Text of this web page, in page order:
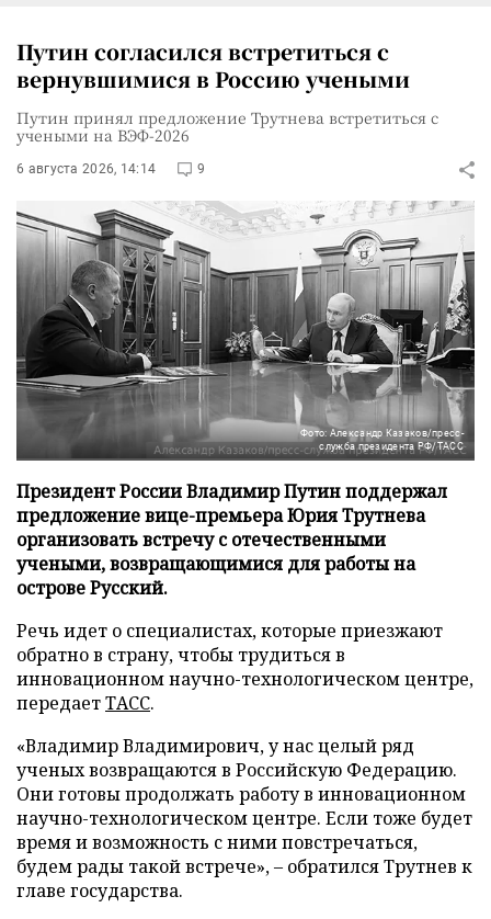
Путин согласился встретиться с
вернувшимися в Россию учеными
Путин принял предложение Трутнева встретиться с
учеными на ВЭФ-2026
6 августа 2026, 14:14 9
Фото: Александр Казаков/пресс-
служба президента РФ/ТАСС
Президент России Владимир Путин поддержал
предложение вице-премьера Юрия Трутнева
организовать встречу с отечественными
учеными, возвращающимися для работы на
острове Русский.
Речь идет о специалистах, которые приезжают
обратно в страну, чтобы трудиться в
инновационном научно-технологическом центре,
передаетТАСС.
«Владимир Владимирович, у нас целый ряд
ученых возвращаются в Российскую Федерацию.
Они готовы продолжать работу в инновационном
научно-технологическом центре. Если тоже будет
время и возможность с ними повстречаться,
будем рады такой встрече», – обратился Трутнев к
главе государства.